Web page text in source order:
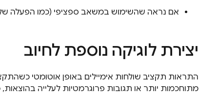
אם נראה שהשימוש במשאב ספציפי (כמו הפעלה
יצירת לוגיקה נוספת לחיוב
התראות תקציב שולחות אימיילים באופן אוטומטי
מתוחכמות יותר או תגובות פרוגרמטיות לעלייה